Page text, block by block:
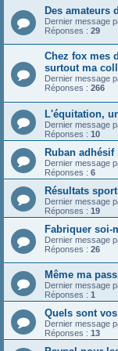
Des amateurs
Dernier message
Réponses : 29
Chez fox mes
surtout ma
Dernier message
Réponses : 266
L'équitation,
Dernier message
Réponses : 10
Ruban
Dernier message
Réponses : 6
Résultats
Dernier message
Réponses : 19
Fabriquer soi-
Dernier message
Réponses : 26
Même ma
Dernier message
Réponses : 1
Quels sont
Dernier message
Réponses : 13